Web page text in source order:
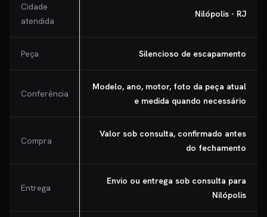
Cidade
atendida
Nilópolis - RJ
Peça Silencioso de escapamento
Conferência
Modelo, ano, motor, foto da peça atual
e medida quando necessário
Compra
Valor sob consulta, confirmado antes
do fechamento
Entrega
Envio ou entrega sob consulta para
Nilópolis